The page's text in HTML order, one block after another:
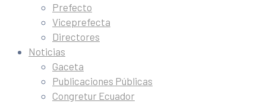
Prefecto
Viceprefecta
Directores
Noticias
Gaceta
Publicaciones Públicas
Congretur Ecuador